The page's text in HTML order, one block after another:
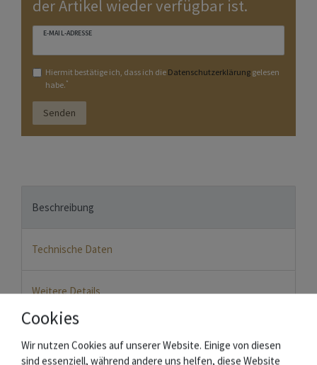
der Artikel wieder verfügbar ist.
E-MAIL-ADRESSE
Hiermit bestätige ich, dass ich die Daten­schutz­erklärunggelesen
habe.*
Senden
Beschreibung
Technische Daten
Weitere Details
ansässigen Traditionsschmiede Arbalète G. David.
Cookies
Wir nutzen Cookies auf unserer Website. Einige von diesen
sind essenziell, während andere uns helfen, diese Website